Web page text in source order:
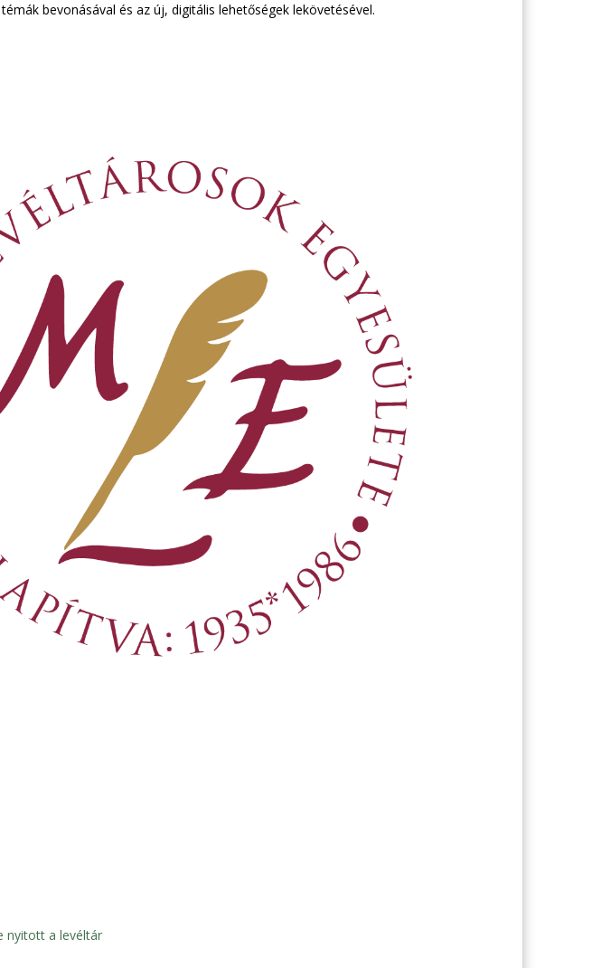
bevonásával és az új, digitális lehetőségek lekövetésével.
nyitott a levéltár